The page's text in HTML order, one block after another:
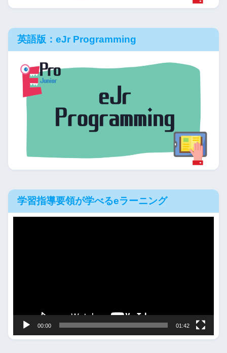
英語版：eJr Programming
学習指導要領が学べるeラーニング
00:00 01:42